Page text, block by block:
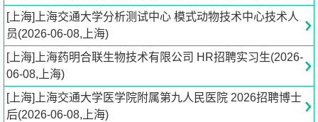
判，签订合同；
3、开拓国际市场（东南亚、南美），发展新客户，维护客
户关系；
4、负责辖区市场信息的收集及竞争对手的分析；
[上海]上海交通大学分析测试中心 模式动物技术中心技术人
员(2026-06-08,上海)
[上海]上海药明合联生物技术有限公司 HR招聘实习生(2026-
06-08,上海)
[上海]上海交通大学医学院附属第九人民医院 2026招聘博士
后(2026-06-08,上海)